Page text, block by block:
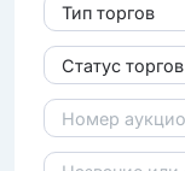
Тип торгов
Статус торгов